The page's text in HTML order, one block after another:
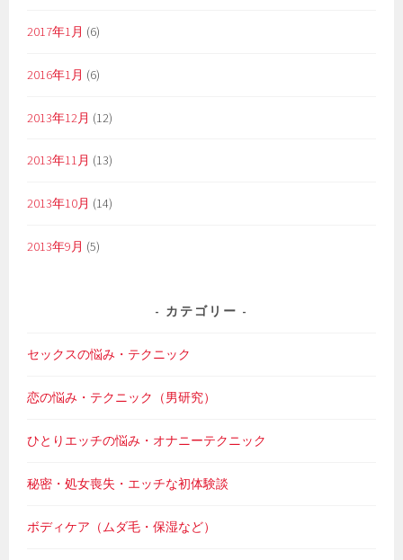
2017年1月 (6)
2016年1月 (6)
2013年12月 (12)
2013年11月 (13)
2013年10月 (14)
2013年9月 (5)
カテゴリー
セックスの悩み・テクニック
恋の悩み・テクニック（男研究）
ひとりエッチの悩み・オナニーテクニック
秘密・処女喪失・エッチな初体験談
ボディケア（ムダ毛・保湿など）